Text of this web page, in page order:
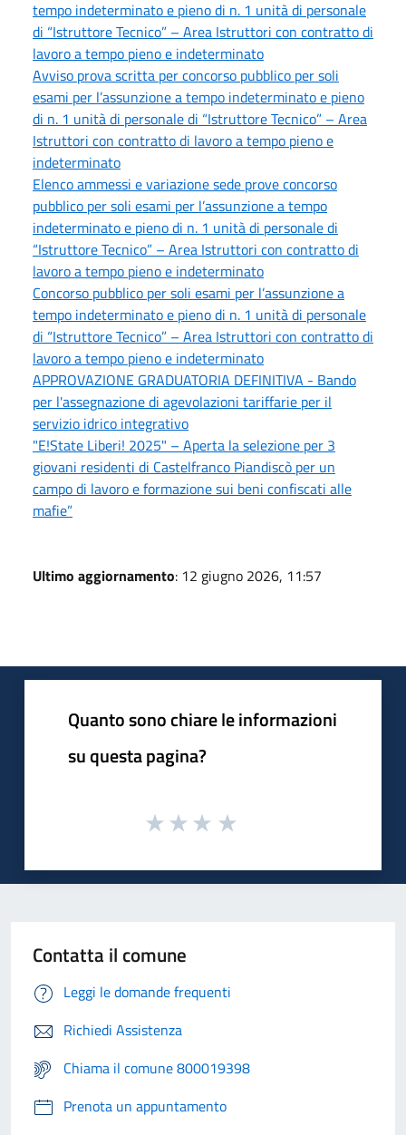
tempo indeterminato e pieno di n. 1 unità di personale
di “Istruttore Tecnico” – Area Istruttori con contratto di
lavoro a tempo pieno e indeterminato
Avviso prova scritta per concorso pubblico per soli
esami per l’assunzione a tempo indeterminato e pieno
di n. 1 unità di personale di “Istruttore Tecnico” – Area
Istruttori con contratto di lavoro a tempo pieno e
indeterminato
Elenco ammessi e variazione sede prove concorso
pubblico per soli esami per l’assunzione a tempo
indeterminato e pieno di n. 1 unità di personale di
“Istruttore Tecnico” – Area Istruttori con contratto di
lavoro a tempo pieno e indeterminato
Concorso pubblico per soli esami per l’assunzione a
tempo indeterminato e pieno di n. 1 unità di personale
di “Istruttore Tecnico” – Area Istruttori con contratto di
lavoro a tempo pieno e indeterminato
APPROVAZIONE GRADUATORIA DEFINITIVA - Bando
per l'assegnazione di agevolazioni tariffarie per il
servizio idrico integrativo
"E!State Liberi! 2025" – Aperta la selezione per 3
giovani residenti di Castelfranco Piandiscò per un
campo di lavoro e formazione sui beni confiscati alle
mafie”
Ultimo aggiornamento: 12 giugno 2026, 11:57
Quanto sono chiare le informazioni
su questa pagina?
Contatta il comune
Leggi le domande frequenti
Richiedi Assistenza
Chiama il comune 800019398
Prenota un appuntamento